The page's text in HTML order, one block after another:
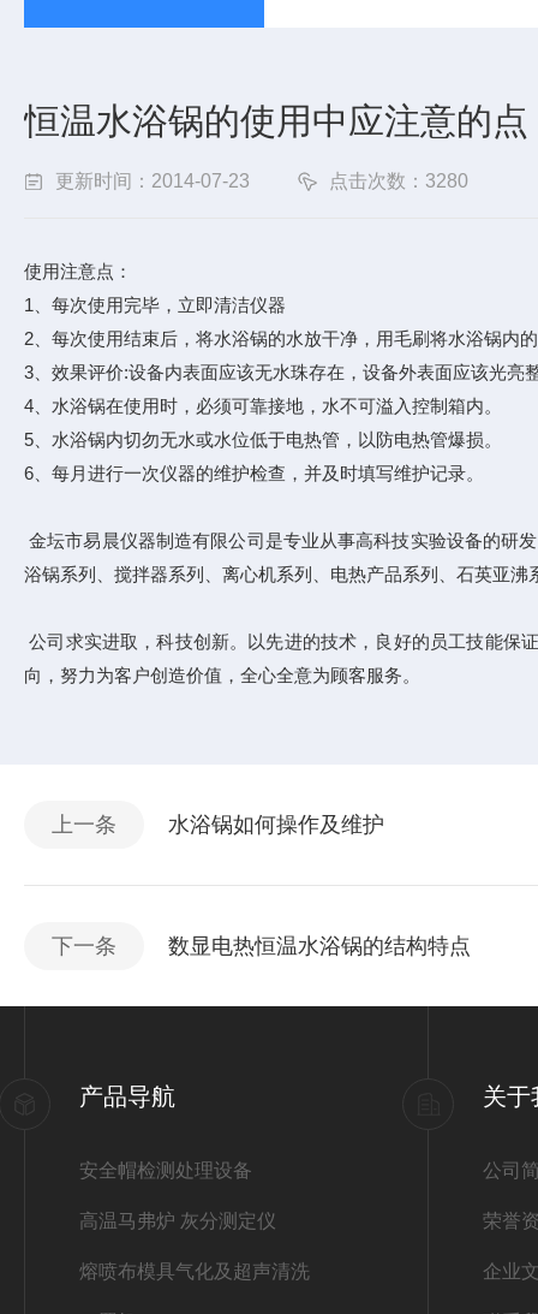
恒温水浴锅的使用中应注意的点
更新时间：2014-07-23 点击次数：3280
使用注意点：
1、每次使用完毕，立即清洁仪器
2、每次使用结束后，将水浴锅的水放干净，用毛刷将水浴锅内
3、效果评价:设备内表面应该无水珠存在，设备外表面应该光亮
4、水浴锅在使用时，必须可靠接地，水不可溢入控制箱内。
5、水浴锅内切勿无水或水位低于电热管，以防电热管爆损。
6、每月进行一次仪器的维护检查，并及时填写维护记录。
金坛市易晨仪器制造有限公司是专业从事高科技实验设备的研
浴锅系列、搅拌器系列、离心机系列、电热产品系列、石英亚沸
公司求实进取，科技创新。以先进的技术，良好的员工技能保
向，努力为客户创造价值，全心全意为顾客服务。
上一条 水浴锅如何操作及维护
下一条 数显电热恒温水浴锅的结构特点
产品导航
安全帽检测处理设备
高温马弗炉 灰分测定仪
熔喷布模具气化及超声清洗
关于
公司
荣誉
企业